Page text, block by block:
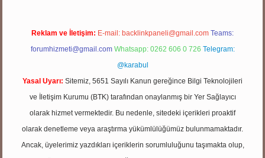
Reklam ve İletişim: E-mail: backlinkpaneli@gmail.com Teams:
forumhizmeti@gmail.com Whatsapp: 0262 606 0 726 Telegram:
@karabul
Yasal Uyarı: Sitemiz, 5651 Sayılı Kanun gereğince Bilgi Teknolojileri
ve İletişim Kurumu (BTK) tarafından onaylanmış bir Yer Sağlayıcı
olarak hizmet vermektedir. Bu nedenle, sitedeki içerikleri proaktif
olarak denetleme veya araştırma yükümlülüğümüz bulunmamaktadır.
Ancak, üyelerimiz yazdıkları içeriklerin sorumluluğunu taşımakta olup,